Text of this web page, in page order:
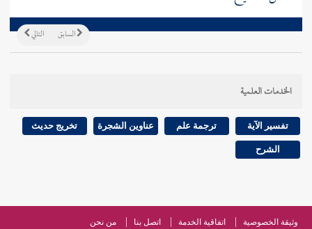
التالي السابق
الخدمات العلمية
تفسير الآية ترجمة علم عناوين الشجرة تخريج حديث
الشرح
وثيقة الخصوصية اتفاقية الخدمة اتصل بنا من نحن